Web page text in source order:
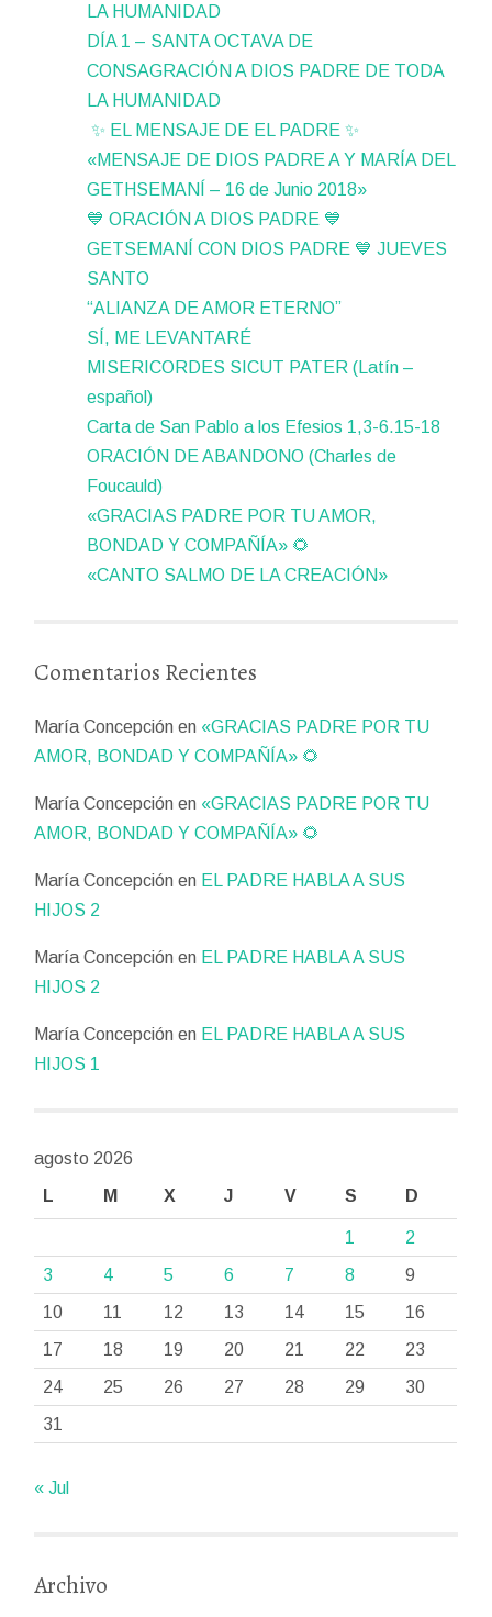
LA HUMANIDAD
DÍA 1 – SANTA OCTAVA DE
CONSAGRACIÓN A DIOS PADRE DE TODA
LA HUMANIDAD
✨ EL MENSAJE DE EL PADRE ✨
«MENSAJE DE DIOS PADRE A Y MARÍA DEL
GETHSEMANÍ – 16 de Junio 2018»
💙 ORACIÓN A DIOS PADRE 💙
GETSEMANÍ CON DIOS PADRE 💙 JUEVES
SANTO
“ALIANZA DE AMOR ETERNO”
SÍ, ME LEVANTARÉ
MISERICORDES SICUT PATER (Latín –
español)
Carta de San Pablo a los Efesios 1,3-6.15-18
ORACIÓN DE ABANDONO (Charles de
Foucauld)
«GRACIAS PADRE POR TU AMOR,
BONDAD Y COMPAÑÍA» 🌻
«CANTO SALMO DE LA CREACIÓN»
Comentarios Recientes
María Concepción en «GRACIAS PADRE POR TU
AMOR, BONDAD Y COMPAÑÍA» 🌻
María Concepción en «GRACIAS PADRE POR TU
AMOR, BONDAD Y COMPAÑÍA» 🌻
María Concepción en EL PADRE HABLA A SUS
HIJOS 2
María Concepción en EL PADRE HABLA A SUS
HIJOS 2
María Concepción en EL PADRE HABLA A SUS
HIJOS 1
agosto 2026
L
M X J V S D
1
2
3
4 5 6 7 8
9
10
11 12 13 14 15
16
17
18 19 20 21 22
23
24
25 26 27 28 29
30
31
« Jul
Archivo